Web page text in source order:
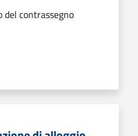
del contrassegno